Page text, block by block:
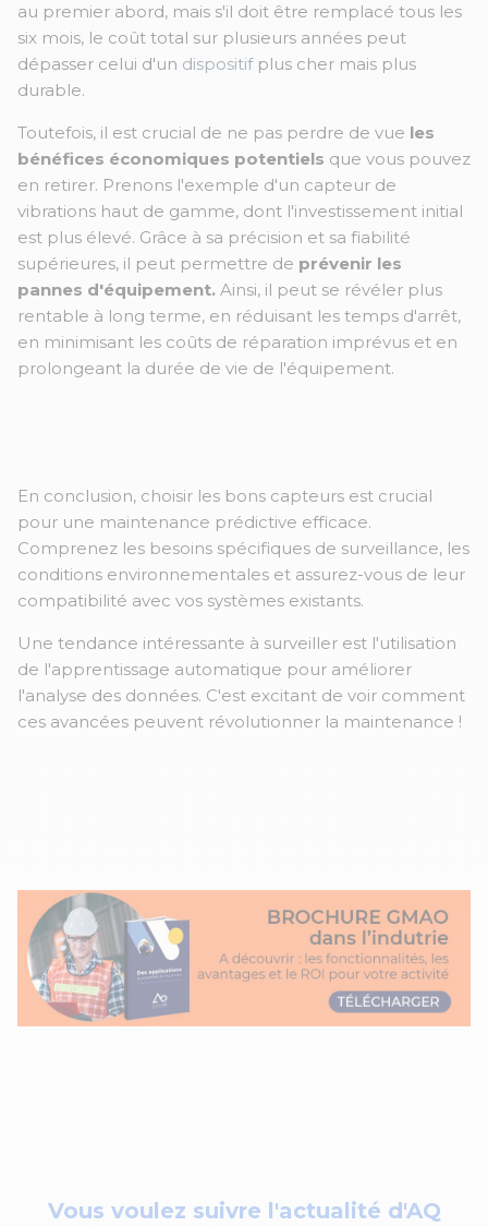
au premier abord, mais s'il doit être remplacé tous les
six mois, le coût total sur plusieurs années peut
dépasser celui d'un dispositifplus cher mais plus
durable.
Toutefois, il est crucial de ne pas perdre de vue les
bénéfices économiques potentiels que vous pouvez
en retirer. Prenons l'exemple d'un capteur de
vibrations haut de gamme, dont l'investissement initial
est plus élevé. Grâce à sa précision et sa fiabilité
supérieures, il peut permettre de prévenir les
pannes d'équipement. Ainsi, il peut se révéler plus
rentable à long terme, en réduisant les temps d'arrêt,
en minimisant les coûts de réparation imprévus et en
prolongeant la durée de vie de l'équipement.
En conclusion, choisir les bons capteurs est crucial
pour une maintenance prédictive efficace.
Comprenez les besoins spécifiques de surveillance, les
conditions environnementales et assurez-vous de leur
compatibilité avec vos systèmes existants.
Une tendance intéressante à surveiller est l'utilisation
de l'apprentissage automatique pour améliorer
l'analyse des données. C'est excitant de voir comment
ces avancées peuvent révolutionner la maintenance !
Vous voulez suivre l'actualité d'AQ